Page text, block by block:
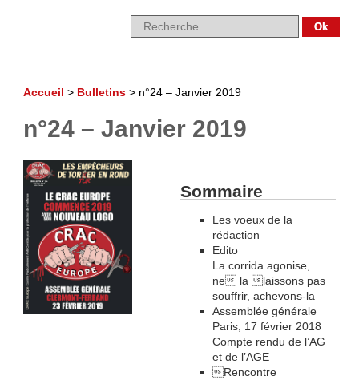
Accueil > Bulletins> n°24 – Janvier 2019
n°24 – Janvier 2019
Sommaire
Les voeux de la
rédaction
Edito
La corrida agonise,
ne la laissons pas
souffrir, achevons-la
Assemblée générale
Paris, 17 février 2018
Compte rendu de l’AG
et de l’AGE
Rencontre